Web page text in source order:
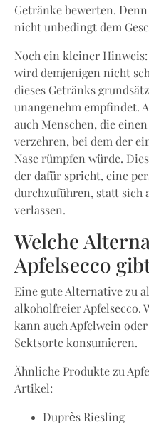
Getränke bewerten.
nicht unbedingt dem
Noch ein kleiner Hinweis:
wird demjenigen nicht
dieses Getränks
unangenehm empfindet.
auch Menschen, die
verzehren, bei dem der
Nase rümpfen würde.
der dafür spricht, eine
durchzuführen, statt sich
verlassen.
Welche
Apfelsecco
Eine gute Alternative zu
alkoholfreier Apfelsecco.
kann auch Apfelwein
Sektsorte konsumieren.
Ähnliche Produkte zu
Artikel:
Duprès Riesling